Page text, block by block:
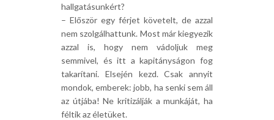
hallgatásunkért?
– Először egy férjet követelt, de azzal
nem szolgálhattunk. Most már kiegyezik
azzal is, hogy nem vádoljuk meg
semmivel, és itt a kapitányságon fog
takarítani. Elsején kezd. Csak annyit
mondok, emberek: jobb, ha senki sem áll
az útjába! Ne kritizálják a munkáját, ha
féltik az életüket.